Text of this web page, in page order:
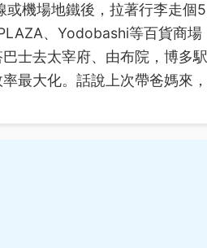
或機場地鐵後，拉著行李走個
、Yodobashi等百貨商場
士去太宰府、由布院，博多駅
率最大化。話說上次帶爸媽來，